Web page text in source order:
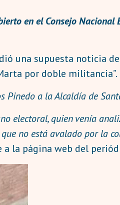
en el Consejo Nacional
una supuesta noticia
por doble militancia”.
Pinedo a la Alcaldía de
electoral, quien venía
no está avalado por la
la página web del